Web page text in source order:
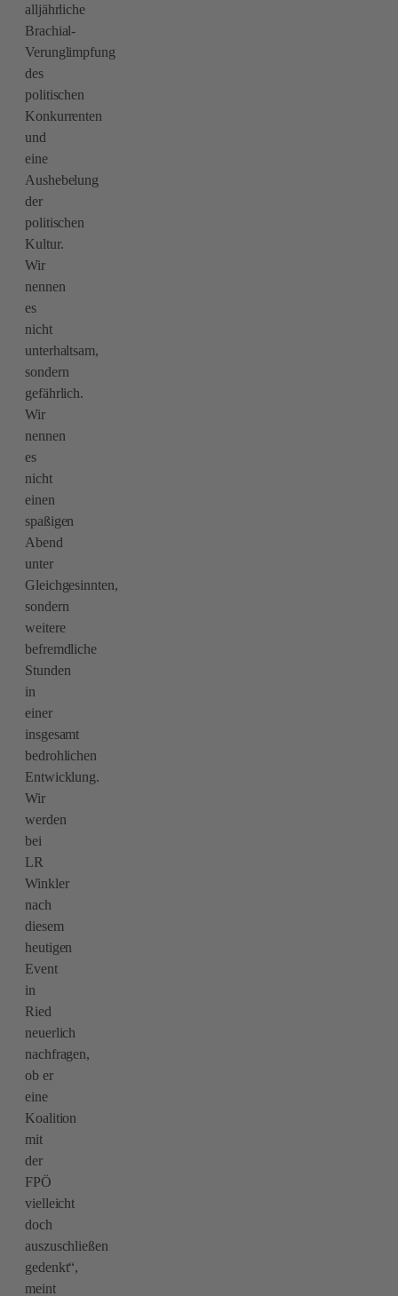
alljährliche
Brachial-
Verunglimpfung
des
politischen
Konkurrenten
und
eine
Aushebelung
der
politischen
Kultur.
Wir
nennen
es
nicht
unterhaltsam,
sondern
gefährlich.
Wir
nennen
es
nicht
einen
spaßigen
Abend
unter
Gleichgesinnten,
sondern
weitere
befremdliche
Stunden
in
einer
insgesamt
bedrohlichen
Entwicklung.
Wir
werden
bei
LR
Winkler
nach
diesem
heutigen
Event
in
Ried
neuerlich
nachfragen,
ob er
eine
Koalition
mit
der
FPÖ
vielleicht
doch
auszuschließen
gedenkt“,
meint